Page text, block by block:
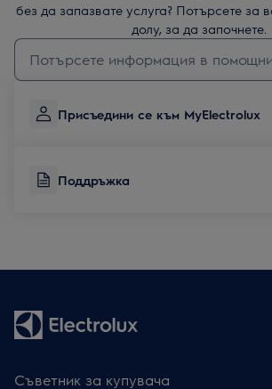
без да запазвате услуга? Потърсете за
долу, за да започнете.
Въведете текст за да потърсите статии за
Присъедини се към MyElectrolux
Поддръжка
Съветник за купувача